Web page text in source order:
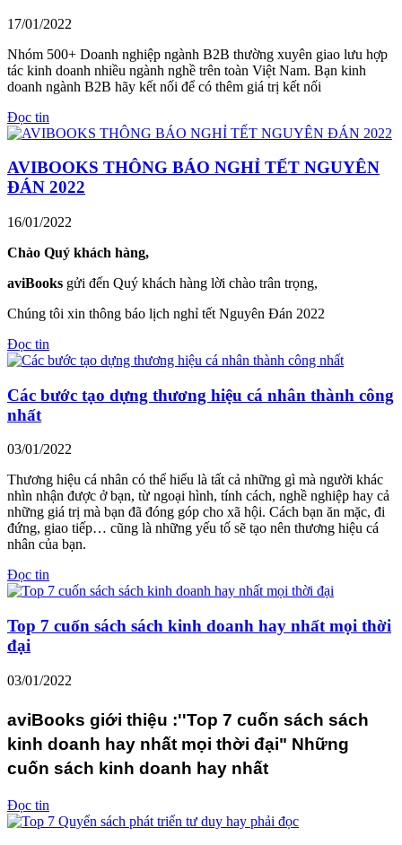
17/01/2022
Nhóm 500+ Doanh nghiệp ngành B2B thường xuyên giao lưu hợp
tác kinh doanh nhiều ngành nghề trên toàn Việt Nam. Bạn kinh
doanh ngành B2B hãy kết nối để có thêm giá trị kết nối
Đọc tin
AVIBOOKS THÔNG BÁO NGHỈ TẾT NGUYÊN
ĐÁN 2022
16/01/2022
Chào Quý khách hàng,
aviBooks gửi đến Quý khách hàng lời chào trân trọng,
Chúng tôi xin thông báo lịch nghỉ tết Nguyên Đán 2022
Đọc tin
Các bước tạo dựng thương hiệu cá nhân thành công
nhất
03/01/2022
Thương hiệu cá nhân có thể hiểu là tất cả những gì mà người khác
nhìn nhận được ở bạn, từ ngoại hình, tính cách, nghề nghiệp hay cả
những giá trị mà bạn đã đóng góp cho xã hội. Cách bạn ăn mặc, đi
đứng, giao tiếp… cũng là những yếu tố sẽ tạo nên thương hiệu cá
nhân của bạn.
Đọc tin
Top 7 cuốn sách sách kinh doanh hay nhất mọi thời
đại
03/01/2022
aviBooks giới thiệu :''Top 7 cuốn sách sách
kinh doanh hay nhất mọi thời đại" Những
cuốn sách kinh doanh hay nhất
Đọc tin